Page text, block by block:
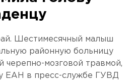
Шестимесячный малыш
районную больницу
черепно-мозговой травмой,
ЕАН в пресс-службе ГУВД